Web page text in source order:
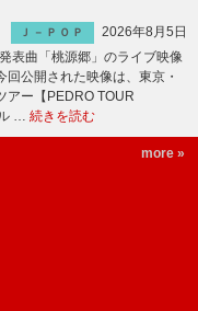
Ｊ－ＰＯＰ
2026年8月5日
表曲「桃源郷」のライブ映像
公開された映像は、東京・
アー【PEDRO TOUR
… 続きを読む
more »